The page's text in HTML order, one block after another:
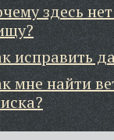
здесь
исправить
мне найти